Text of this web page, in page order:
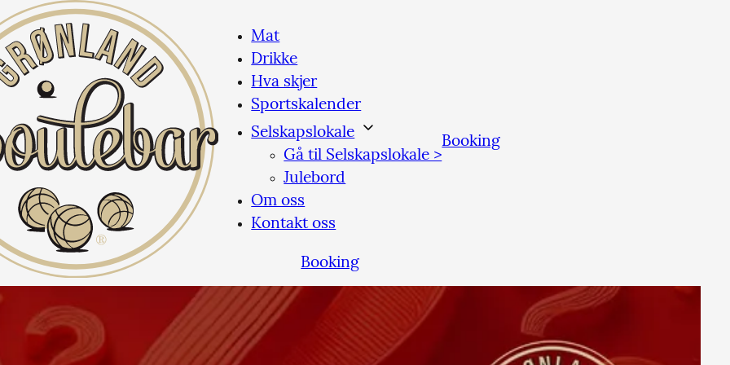
Mat
Drikke
Hva skjer
Sportskalender
Selskapslokale
Gå til Selskapslokale >
Julebord
Om oss
Kontakt oss
Booking
Booking